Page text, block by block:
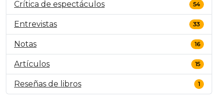
Crítica de espectáculos 54
Entrevistas 33
Notas 16
Artículos 15
Reseñas de libros 1